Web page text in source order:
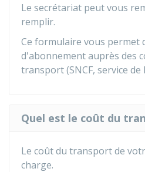
Le secrétariat peut vous
remplir.
Ce formulaire vous permet
d'abonnement auprès des
transport (SNCF, service de
Quel est le coût du
Le coût du transport de
charge.